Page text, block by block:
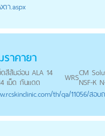
า.aspx
าคายา
สีส้มอ่อน ALA 14
เม็ด กันแดด
WRSCM
NSF-K
/th/qa/11056/สอบ